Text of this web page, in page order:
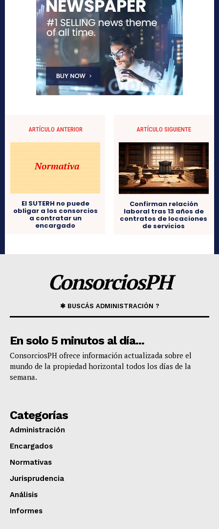
ARTÍCULO ANTERIOR
El SUTERH no puede
obligar a los consorcios
a contratar un
encargado
ARTÍCULO SIGUIENTE
Confirman relación
laboral tras 13 años de
contratos de locaciones
de servicios
ConsorciosPH
✱ BUSCÁS ADMINISTRACIÓN ?
En solo 5 minutos al día...
​ConsorciosPH ofrece información actualizada sobre el
mundo de la propiedad horizontal todos los días de la
semana.
Categorías
Administración
Encargados
Normativas
Jurisprudencia
Análisis
Informes